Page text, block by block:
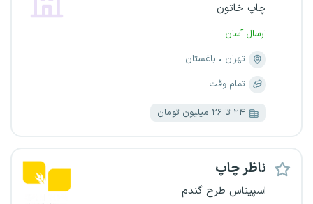
چاپ خاتون
ارسال آسان
تهران
باغستان
تمام وقت
۲۴ تا ۲۶ میلیون تومان
ناظر چاپ
اسپیناس طرح گندم